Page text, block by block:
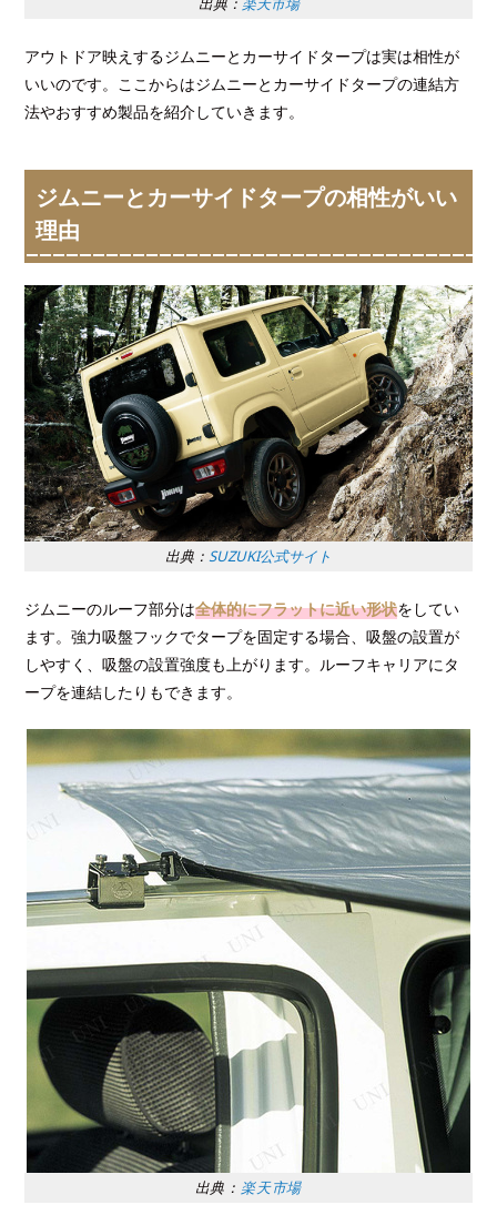
アウトドア映えするジムニーとカーサイドタープは実は相性が
いいのです。ここからはジムニーとカーサイドタープの連結方
法やおすすめ製品を紹介していきます。
ジムニーとカーサイドタープの相性がいい
理由
出典： SUZUKI公式サイト
ジムニーのルーフ部分は全体的にフラットに近い形状をしてい
ます。強力吸盤フックでタープを固定する場合、吸盤の設置が
しやすく、吸盤の設置強度も上がります。ルーフキャリアにタ
ープを連結したりもできます。
出典： 楽天市場